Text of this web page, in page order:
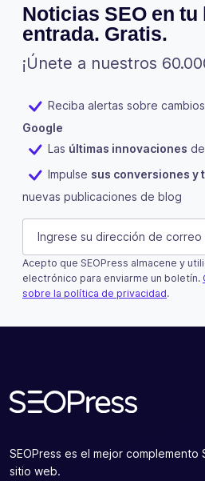
Noticias SEO en tu
entrada. Gratis.
¡Únete a nuestros
Reciba alertas sobre
Google
Las últimas innovaciones
Impulse sus conversiones y
nuevas publicaciones de blog
Instagram
Este campo es un campo de
E-mail (Obligatorio)
Acepto que SEOPress almacene y
electrónico para enviarme un boletín.
sobre la política de privacidad.
SEOPress es el mejor complemento
sitio web.